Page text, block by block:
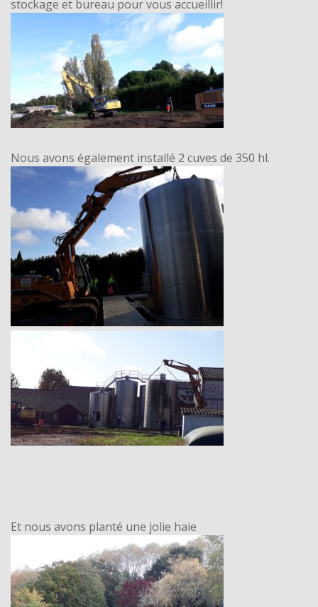
stockage et bureau pour vous accueillir!
Nous avons également installé 2 cuves de 350 hl.
Et nous avons planté une jolie haie